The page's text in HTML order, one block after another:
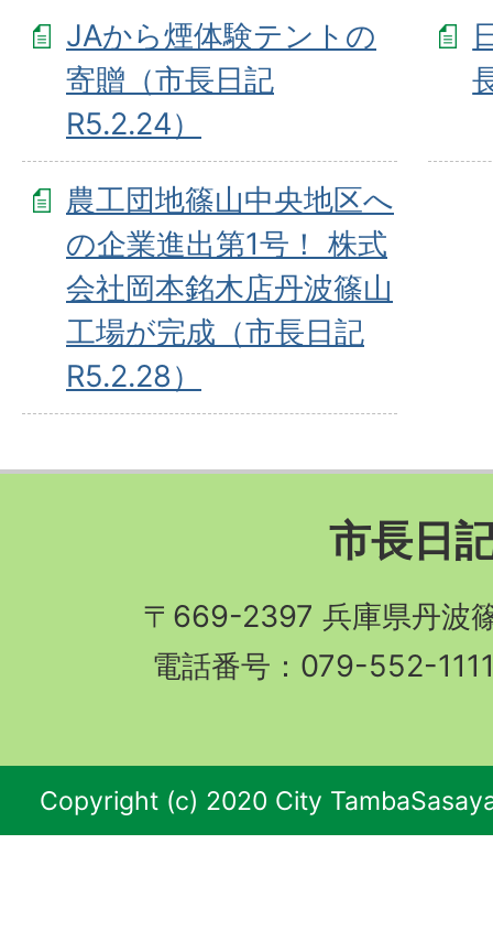
JAから煙体験テントの
寄贈（市長日記
R5.2.24）
農工団地篠山中央地区へ
の企業進出第1号！ 株式
会社岡本銘木店丹波篠山
工場が完成（市長日記
R5.2.28）
市長日
〒669-2397 兵庫県丹波
電話番号：079-552-
Copyright (c) 2020 City